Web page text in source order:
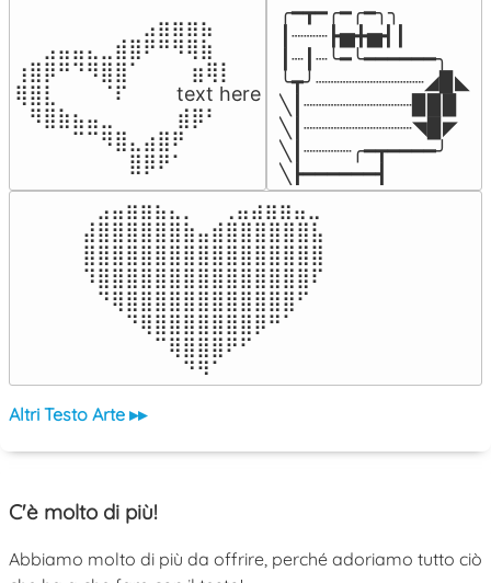
⠀⠀⠀⠀⠀⠀⠀⠀⠀⣠⣶⣶⣶⣦⠀⠀
⠀⠀⣠⣤⣤⣄⣀⣾⣿⠟⠛⠻⢿⣷⠀
⢰⣿⡿⠛⠙⠻⣿⣿⠁⠀⠀ ⠀⣶⢿⡇
⢿⣿⣇⠀⠀⠀⠈⠏⠀⠀⠀ text here
⠀⠻⣿⣷⣦⣤⣀⠀⠀⠀ ⠀⣾⡿⠃⠀
⠀⠀⠀⠀⠉⠉⠻⣿⣄⣴⣿⠟⠀⠀⠀
⠀⠀⠀⠀⠀⠀⠀⠀⣿⡿⠟⠁⠀⠀⠀
╭━┳━╭━╭━╮╮
┃┈┈┈┣▅╋▅┫┃
┃┈┃┈╰━╰━━━━━━╮
╰┳╯┈┈┈┈┈┈┈┈┈◢▉◣
╲┃┈┈┈┈┈┈┈┈┈▉▉▉
╲┃┈┈┈┈┈┈┈┈┈◥▉◤
╲┃┈┈┈┈╭━┳━━━━╯
╲┣━━━━━━┫﻿
⠀⣠⣤⣶⣶⣦⣄⡀  ⠀⢀⣤⣴⣶⣶⣤⣀⠀
⣼⣿⣿⣿⣿⣿⣿⣷⣤⣾⣿⣿⣿⣿⣿⣿⣧
⣿⣿⣿⣿⣿⣿⣿⣿⣿⣿⣿⣿⣿⣿⣿⣿⣿
⠹⣿⣿⣿⣿⣿⣿⣿⣿⣿⣿⣿⣿⣿⣿⣿⠏
⠀⠙⢿⣿⣿⣿⣿⣿⣿⣿⣿⣿⣿⣿⣿⠋⠀
⠀⠀⠀⠙⢿⣿⣿⣿⣿⣿⣿⣿⡿⠛⠁⠀⠀
⠀⠀⠀⠀⠀⠉⢿⣿⣿⣿⠟⠋⠀⠀⠀⠀⠀
⠀⠀⠀⠀⠀⠀⠀⠙⠻⠁⠀⠀⠀⠀⠀⠀⠀⠀⠀⠀⠀⠀⠀
Altri Testo Arte ▸▸
C'è molto di più!
Abbiamo molto di più da offrire, perché adoriamo tutto ciò